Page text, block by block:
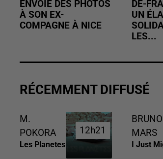
ENVOIE DES PHOTOS
À SON EX-
COMPAGNE À NICE
DE-
UN
LES...
RÉCEMMENT DIFFUSÉ
M.
POKORA
Les Planetes
12h21
12h21
BRUNO
MARS
I Just